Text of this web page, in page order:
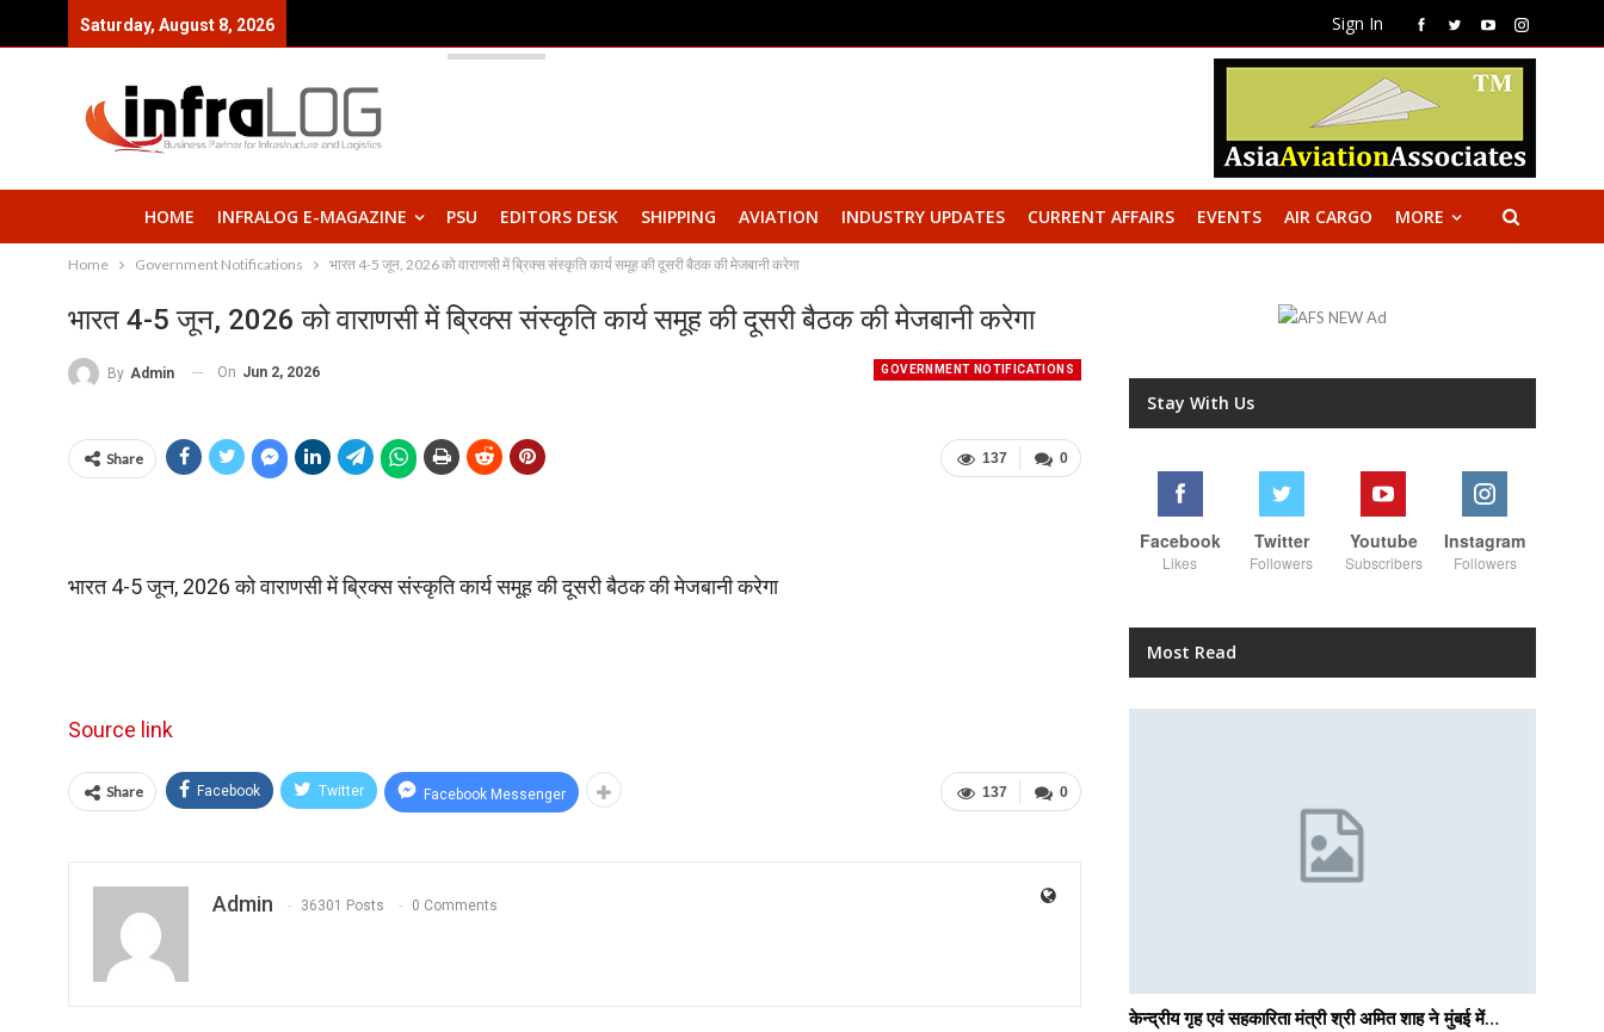
Sign In
Saturday, August 8, 2026
HOME INFRALOG E-MAGAZINE PSU EDITORS DESK SHIPPING AVIATION INDUSTRY UPDATES CURRENT AFFAIRS EVENTS AIR CARGO MORE
Home Government Notifications भारत 4-5 जून, 2026 को वाराणसी में ब्रिक्स संस्कृति कार्य समूह की दूसरी बैठक की मेजबानी करेगा
भारत 4-5 जून, 2026 को वाराणसी में ब्रिक्स संस्कृति कार्य समूह की दूसरी बैठक की मेजबानी करेगा
GOVERNMENT NOTIFICATIONS
By Admin On Jun 2, 2026
0
137
Share
भारत 4-5 जून, 2026 को वाराणसी में ब्रिक्स संस्कृति कार्य समूह की दूसरी बैठक की मेजबानी करेगा
Source link
0
137
Share Facebook Twitter Facebook Messenger
Admin 36301 Posts 0 Comments
Stay With Us
Facebook
Likes
Twitter
Followers
Youtube
Subscribers
Instagram
Followers
Most Read
केन्द्रीय गृह एवं सहकारिता मंत्री श्री अमित शाह ने मुंबई में…